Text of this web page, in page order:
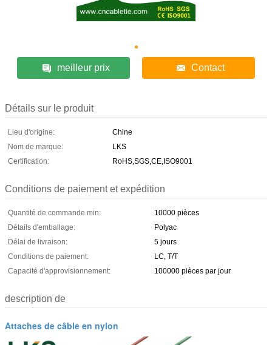
meilleur prix Contact
Détails sur le produit
Lieu d'origine:
Chine
Nom de marque:
LKS
Certification:
RoHS,SGS,CE,ISO9001
Conditions de paiement et expédition
Quantité de commande min:
10000 pièces
Détails d'emballage:
Polyac
Délai de livraison:
5 jours
Conditions de paiement:
LC, T/T
Capacité d'approvisionnement:
100000 pièces par jour
description de
Attaches de câble en nylon